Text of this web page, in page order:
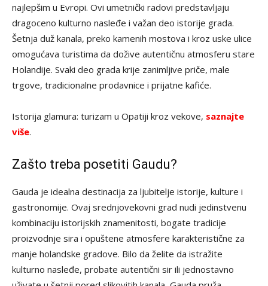
najlepšim u Evropi. Ovi umetnički radovi predstavljaju
dragoceno kulturno nasleđe i važan deo istorije grada.
Šetnja duž kanala, preko kamenih mostova i kroz uske ulice
omogućava turistima da dožive autentičnu atmosferu stare
Holandije. Svaki deo grada krije zanimljive priče, male
trgove, tradicionalne prodavnice i prijatne kafiće.
Istorija glamura: turizam u Opatiji kroz vekove, saznajte
više.
Zašto treba posetiti Gaudu?
Gauda je idealna destinacija za ljubitelje istorije, kulture i
gastronomije. Ovaj srednjovekovni grad nudi jedinstvenu
kombinaciju istorijskih znamenitosti, bogate tradicije
proizvodnje sira i opuštene atmosfere karakteristične za
manje holandske gradove. Bilo da želite da istražite
kulturno nasleđe, probate autentični sir ili jednostavno